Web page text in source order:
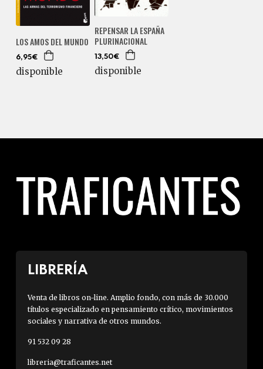
LOS AMOS DEL MUNDO
6,95€
disponible
REPENSAR LA ESPAÑA
PLURINACIONAL
13,50€
disponible
LIBRERÍA
Venta de libros on-line. Amplio fondo, con más de 30.000
títulos especializado en pensamiento crítico, movimientos
sociales y narrativa de otros mundos.
91 532 09 28
libreria@traficantes.net